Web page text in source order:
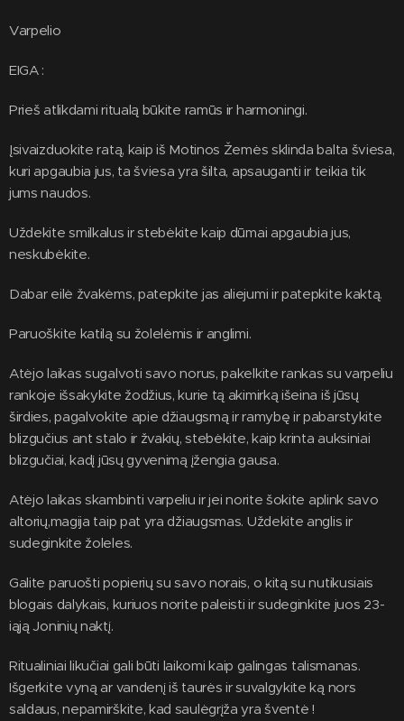
Varpelio
EIGA :
Prieš atlikdami ritualą būkite ramūs ir harmoningi.
Įsivaizduokite ratą, kaip iš Motinos Žemės sklinda balta šviesa,
kuri apgaubia jus, ta šviesa yra šilta, apsauganti ir teikia tik
jums naudos.
Uždekite smilkalus ir stebėkite kaip dūmai apgaubia jus,
neskubėkite.
Dabar eilė žvakėms, patepkite jas aliejumi ir patepkite kaktą.
Paruoškite katilą su žolelėmis ir anglimi.
Atėjo laikas sugalvoti savo norus, pakelkite rankas su varpeliu
rankoje išsakykite žodžius, kurie tą akimirką išeina iš jūsų
širdies, pagalvokite apie džiaugsmą ir ramybę ir pabarstykite
blizgučius ant stalo ir žvakių, stebėkite, kaip krinta auksiniai
blizgučiai, kadį jūsų gyvenimą įžengia gausa.
Atėjo laikas skambinti varpeliu ir jei norite šokite aplink savo
altorių,magija taip pat yra džiaugsmas. Uždekite anglis ir
sudeginkite žoleles.
Galite paruošti popierių su savo norais, o kitą su nutikusiais
blogais dalykais, kuriuos norite paleisti ir sudeginkite juos 23-
iąją Joninių naktį.
Ritualiniai likučiai gali būti laikomi kaip galingas talismanas.
Išgerkite vyną ar vandenį iš taurės ir suvalgykite ką nors
saldaus, nepamirškite, kad saulėgrįža yra šventė !